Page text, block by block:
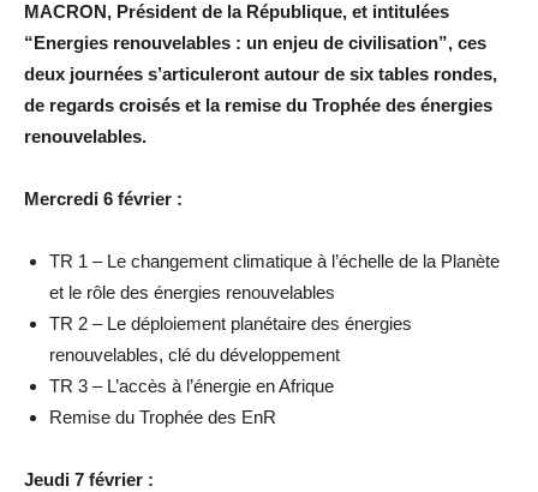
MACRON, Président de la République, et intitulées
“Energies renouvelables : un enjeu de civilisation”, ces
deux journées s’articuleront autour de six tables rondes,
de regards croisés et la remise du Trophée des énergies
renouvelables.
Mercredi 6 février :
TR 1 – Le changement climatique à l’échelle de la Planète
et le rôle des énergies renouvelables
TR 2 – Le déploiement planétaire des énergies
renouvelables, clé du développement
TR 3 – L’accès à l’énergie en Afrique
Remise du Trophée des EnR
Jeudi 7 février :